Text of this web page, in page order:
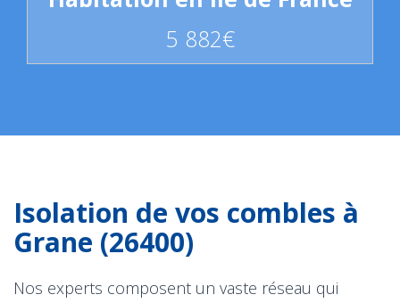
5 882€
Isolation de vos combles à
Grane (26400)
Nos experts composent un vaste réseau qui